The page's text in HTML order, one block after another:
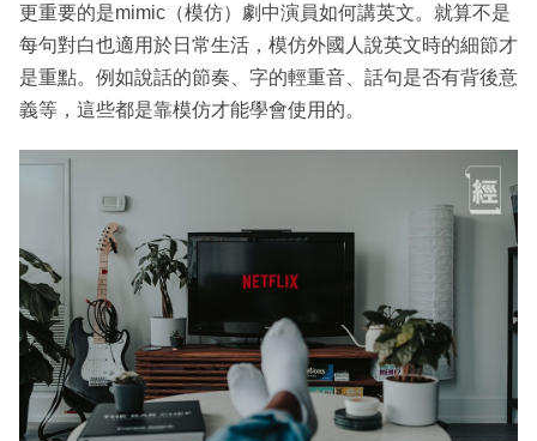
更重要的是mimic（模仿）劇中演員如何講英文。就算不是
每句對白也適用於日常生活，模仿外國人說英文時的細節才
是重點。例如說話的節奏、字的輕重音、話句是否有背後意
義等，這些都是靠模仿才能學會使用的。